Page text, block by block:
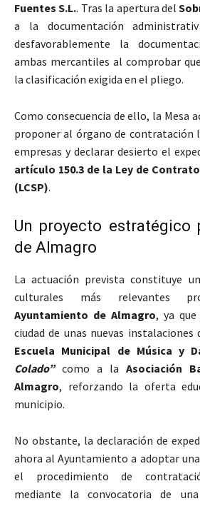
Fuentes S.L.. Tras la apertura del
a la documentación
desfavorablemente la
ambas mercantiles al comprobar
la clasificación exigida en el pliego.
Como consecuencia de ello, la Mesa
proponer al órgano de contratación
empresas y declarar desierto el
artículo 150.3 de la Ley de
(LCSP).
Un proyecto estratégico
de Almagro
La actuación prevista constituye
culturales más relevantes
Ayuntamiento de Almagro, ya
ciudad de unas nuevas
Escuela Municipal de Música y
Colado”como a la Asociación
Almagro, reforzando la oferta
municipio.
No obstante, la declaración de
ahora al Ayuntamiento a adoptar
el procedimiento de
mediante la convocatoria de